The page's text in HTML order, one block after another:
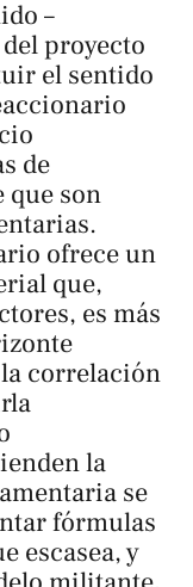
–
proyecto
el sentido
de
que son
ofrece un
que,
es más
correlación
la
se
fórmulas
escasea, y